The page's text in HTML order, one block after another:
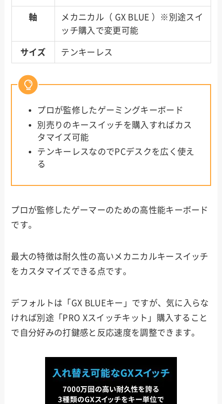
軸
メカニカル（ GX BLUE ）※別途スイ
ッチ購入で変更可能
サイズ テンキーレス
プロが監修したゲーミングキーボード
別売りのキースイッチを購入すればカス
タマイズ可能
テンキーレスなのでPCデスクを広く使え
る
プロが監修したゲーマーのための高性能キーボード
です。
最大の特徴は耐久性の高いメカニカルキースイッチ
をカスタマイズできる点です。
デフォルトは「GX BLUEキー」ですが、気に入らな
ければ別途「PRO Xスイッチキット」購入すること
で自分好みの打鍵感と反応速度を調整できます。